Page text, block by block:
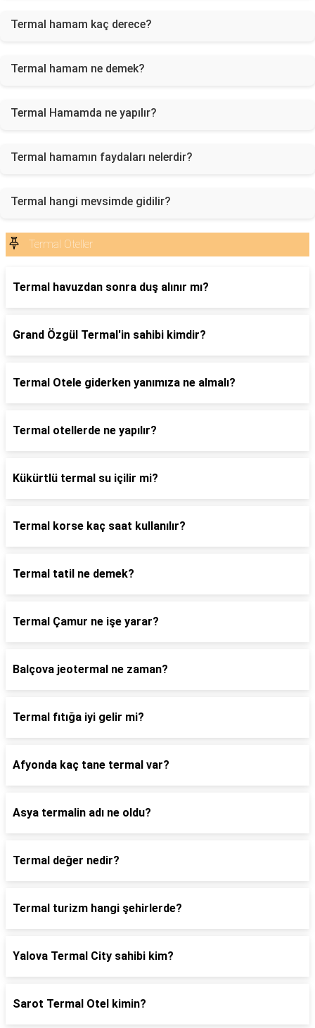
Termal hamam kaç derece?
Termal hamam ne demek?
Termal Hamamda ne yapılır?
Termal hamamın faydaları nelerdir?
Termal hangi mevsimde gidilir?
Termal Oteller
Termal havuzdan sonra duş alınır mı?
Grand Özgül Termal'in sahibi kimdir?
Termal Otele giderken yanımıza ne almalı?
Termal otellerde ne yapılır?
Kükürtlü termal su içilir mi?
Termal korse kaç saat kullanılır?
Termal tatil ne demek?
Termal Çamur ne işe yarar?
Balçova jeotermal ne zaman?
Termal fıtığa iyi gelir mi?
Afyonda kaç tane termal var?
Asya termalin adı ne oldu?
Termal değer nedir?
Termal turizm hangi şehirlerde?
Yalova Termal City sahibi kim?
Sarot Termal Otel kimin?